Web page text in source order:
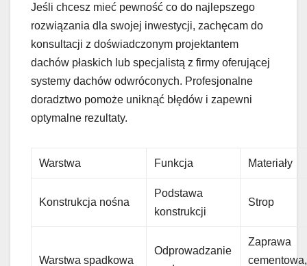
Jeśli chcesz mieć pewność co do najlepszego
rozwiązania dla swojej inwestycji, zachęcam do
konsultacji z doświadczonym projektantem
dachów płaskich lub specjalistą z firmy oferującej
systemy dachów odwróconych. Profesjonalne
doradztwo pomoże uniknąć błędów i zapewni
optymalne rezultaty.
Warstwa Funkcja Materiały
Konstrukcja nośna
Podstawa
konstrukcji
Strop
Warstwa spadkowa
Odprowadzanie
Zaprawa
cementowa,